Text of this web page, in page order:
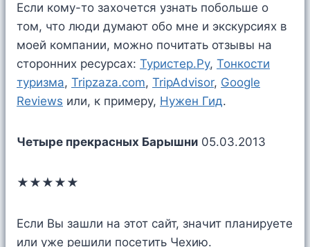
Если кому-то захочется узнать побольше о
том, что люди думают обо мне и экскурсиях в
моей компании, можно почитать отзывы на
сторонних ресурсах: Туристер.Ру, Тонкости
туризма, Tripzaza.com, TripAdvisor, Google
Reviews или, к примеру, Нужен Гид.
Четыре прекрасных Барышни 05.03.2013
★★★★★
Если Вы зашли на этот сайт, значит планируете
или уже решили посетить Чехию.